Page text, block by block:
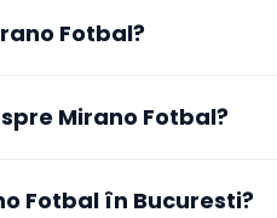
Fotbal?
Mirano Fotbal?
Fotbal în Bucuresti?